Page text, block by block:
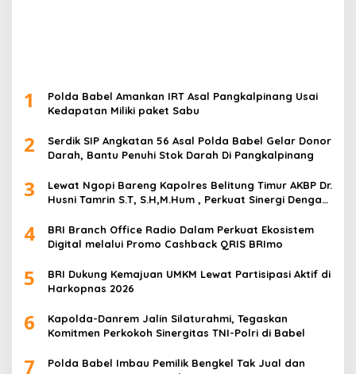
1
Polda Babel Amankan IRT Asal Pangkalpinang Usai
Kedapatan Miliki paket Sabu
2
Serdik SIP Angkatan 56 Asal Polda Babel Gelar Donor
Darah, Bantu Penuhi Stok Darah Di Pangkalpinang
3
Lewat Ngopi Bareng Kapolres Belitung Timur AKBP Dr.
Husni Tamrin S.T, S.H,M.Hum , Perkuat Sinergi Dengan
4
BRI Branch Office Radio Dalam Perkuat Ekosistem
Digital melalui Promo Cashback QRIS BRImo
5
BRI Dukung Kemajuan UMKM Lewat Partisipasi Aktif di
Harkopnas 2026
6
Kapolda-Danrem Jalin Silaturahmi, Tegaskan
Komitmen Perkokoh Sinergitas TNI-Polri di Babel
7
Polda Babel Imbau Pemilik Bengkel Tak Jual dan